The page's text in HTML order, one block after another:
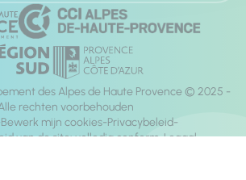
des Alpes de Haute Provence © 2025 -
rechten voorbehouden
Bewerk mijn cookies Privacybeleid
van de site: volledig conform Legaal